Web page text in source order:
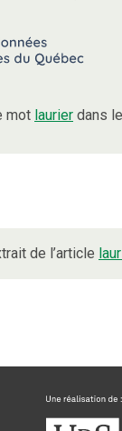
mot laurier dans
de l’article